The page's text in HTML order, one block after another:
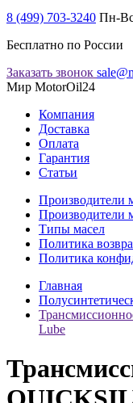
8 (499) 703-3240 Пн-
Бесплатно по России
Заказать звонок
Мир MotorOil24
Компания
Доставка
Оплата
Гарантия
Статьи
Производители
Производители
Типы масел
Политика
Политика
Главная
Lube